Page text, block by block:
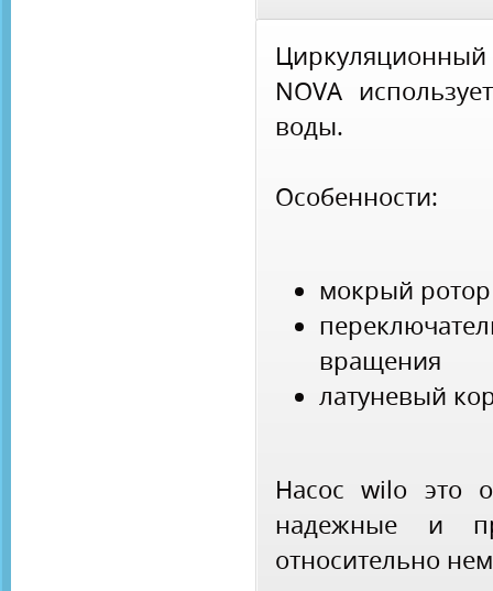
NOVA
воды.
Особенности:
мокрый ротор
вращения
латуневый
Насос wilo это
надежные и
относительно